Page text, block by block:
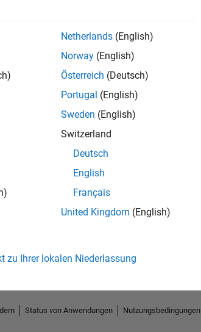
to endorse this person in a skill
received
Netherlands (English)
Norway (English)
Österreich (Deutsch)
Portugal (English)
Sweden (English)
Switzerland
Deutsch
English
Français
United Kingdom (English)
zu Ihrer lokalen Niederlassung
Status von Anwendungen
Nutzungsbedingungen